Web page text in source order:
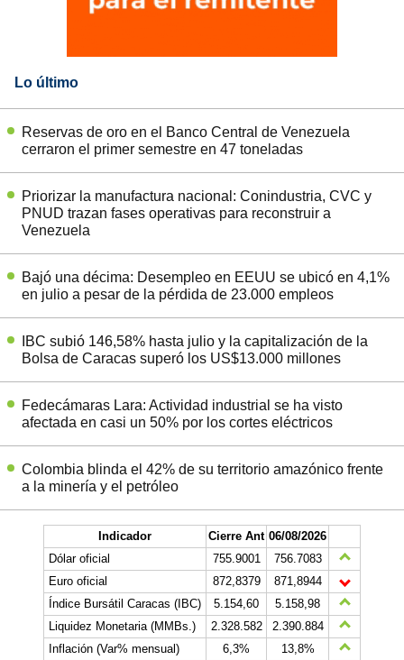
Lo último
Reservas de oro en el Banco Central de Venezuela
cerraron el primer semestre en 47 toneladas
Priorizar la manufactura nacional: Conindustria, CVC y
PNUD trazan fases operativas para reconstruir a
Venezuela
Bajó una décima: Desempleo en EEUU se ubicó en 4,1%
en julio a pesar de la pérdida de 23.000 empleos
IBC subió 146,58% hasta julio y la capitalización de la
Bolsa de Caracas superó los US$13.000 millones
Fedecámaras Lara: Actividad industrial se ha visto
afectada en casi un 50% por los cortes eléctricos
Colombia blinda el 42% de su territorio amazónico frente
a la minería y el petróleo
Indicador Cierre Ant 06/08/2026
Dólar oficial
755.9001
756.7083
Euro oficial
872,8379
871,8944
Índice Bursátil Caracas (IBC)
5.154,60
5.158,98
Liquidez Monetaria (MMBs.)
2.328.582
2.390.884
Inflación (Var% mensual)
6,3%
13,8%